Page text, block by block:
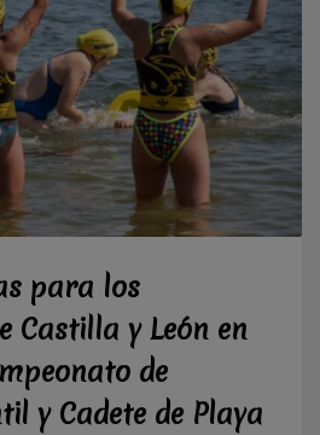
para los
Castilla y León en
de
y Cadete de Playa